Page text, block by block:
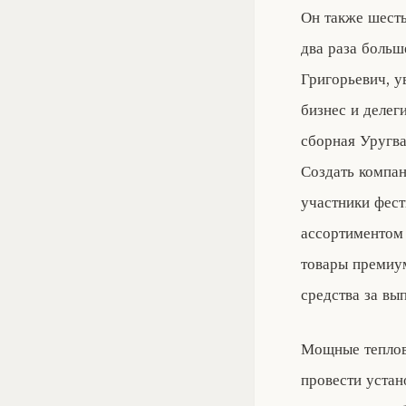
Он также
два раза
Григорьевич,
бизнес и
сборная
Создать
участники
товары
средства за
Мощные
провести